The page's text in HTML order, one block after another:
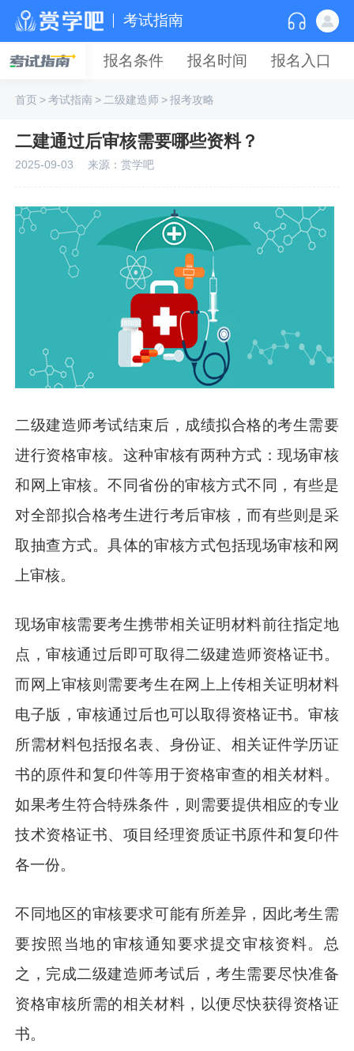
考试指南
报名条件 报名时间 报名入口
首页>考试指南> 二级建造师>报考攻略
二建通过后审核需要哪些资料？
2025-09-03 来源：赏学吧
二级建造师考试结束后，成绩拟合格的考生需要
进行资格审核。这种审核有两种方式：现场审核
和网上审核。不同省份的审核方式不同，有些是
对全部拟合格考生进行考后审核，而有些则是采
取抽查方式。具体的审核方式包括现场审核和网
上审核。
现场审核需要考生携带相关证明材料前往指定地
点，审核通过后即可取得二级建造师资格证书。
而网上审核则需要考生在网上上传相关证明材料
电子版，审核通过后也可以取得资格证书。审核
所需材料包括报名表、身份证、相关证件学历证
书的原件和复印件等用于资格审查的相关材料。
如果考生符合特殊条件，则需要提供相应的专业
技术资格证书、项目经理资质证书原件和复印件
各一份。
不同地区的审核要求可能有所差异，因此考生需
要按照当地的审核通知要求提交审核资料。总
之，完成二级建造师考试后，考生需要尽快准备
资格审核所需的相关材料，以便尽快获得资格证
书。